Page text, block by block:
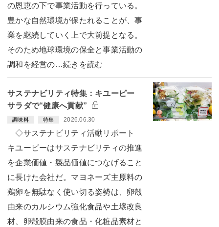
の恩恵の下で事業活動を行っている。
豊かな自然環境が保たれることが、事
業を継続していく上で大前提となる。
そのため地球環境の保全と事業活動の
調和を経営の…続きを読む
サステナビリティ特集：キユーピー
サラダで“健康へ貢献”
調味料 特集 2026.06.30
◇サステナビリティ活動リポート
キユーピーはサステナビリティの推進
を企業価値・製品価値につなげること
に長けた会社だ。マヨネーズ主原料の
鶏卵を無駄なく使い切る姿勢は、卵殻
由来のカルシウム強化食品や土壌改良
材、卵殻膜由来の食品・化粧品素材と